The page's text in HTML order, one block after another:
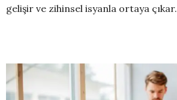
gelişir ve zihinsel isyanla ortaya çıkar.